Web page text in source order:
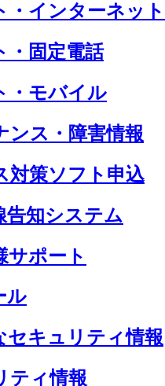
・インターネット
・固定電話
・モバイル
ンス・障害情報
対策ソフト申込
告知システム
サポート
ル
セキュリティ情報
ティ情報